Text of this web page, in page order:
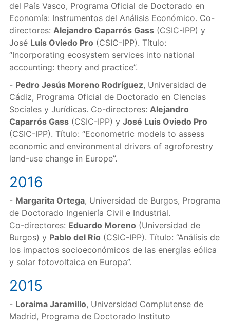
del País Vasco, Programa Oficial de Doctorado en
Economía: Instrumentos del Análisis Económico. Co-
directores: Alejandro Caparrós Gass(CSIC-IPP) y
José Luis Oviedo Pro (CSIC-IPP). Título:
“Incorporating ecosystem services into national
accounting: theory and practice”.
- Pedro Jesús Moreno Rodríguez, Universidad de
Cádiz, Programa Oficial de Doctorado en Ciencias
Sociales y Jurídicas. Co-directores: Alejandro
Caparrós Gass(CSIC-IPP) y José Luis Oviedo Pro
(CSIC-IPP). Título: “Econometric models to assess
economic and environmental drivers of agroforestry
land-use change in Europe”.
2016
- Margarita Ortega, Universidad de Burgos, Programa
de Doctorado Ingeniería Civil e Industrial.
Co-directores: Eduardo Moreno (Universidad de
Burgos) y Pablo del Río (CSIC-IPP). Título: “Análisis de
los impactos socioeconómicos de las energías eólica
y solar fotovoltaica en Europa”.
2015
- Loraima Jaramillo, Universidad Complutense de
Madrid, Programa de Doctorado Instituto